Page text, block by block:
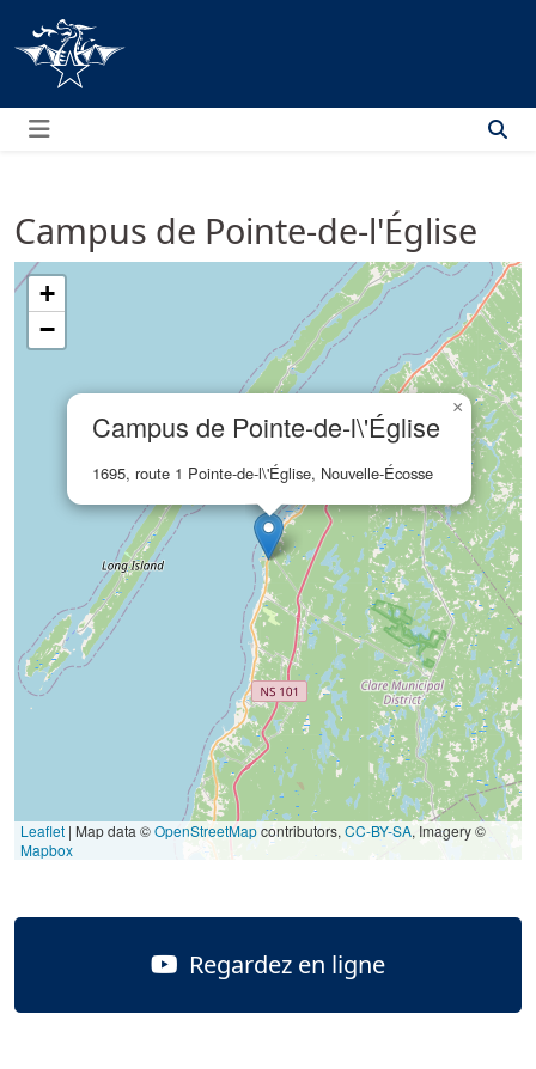
Menu
Campus de Pointe-de-l'Église
Campus de Pointe-de-l\'Église
1695, route 1 Pointe-de-l\'Église, Nouvelle-Écosse
×
+
−
Leaflet | Map data ©OpenStreetMapcontributors, CC-BY-SA, Imagery ©
Mapbox
Regardez en ligne